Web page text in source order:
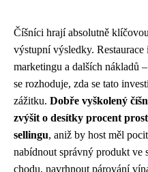
Číšníci hrají absolutně
výstupní výsledky.
marketingu a dalších nákladů
se rozhoduje, zda se tato
zážitku. Dobře vyškolený
zvýšit o desítky procent
sellingu, aniž by host měl
nabídnout správný produkt ve
chodu, navrhnout párování